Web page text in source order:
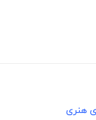
هنری